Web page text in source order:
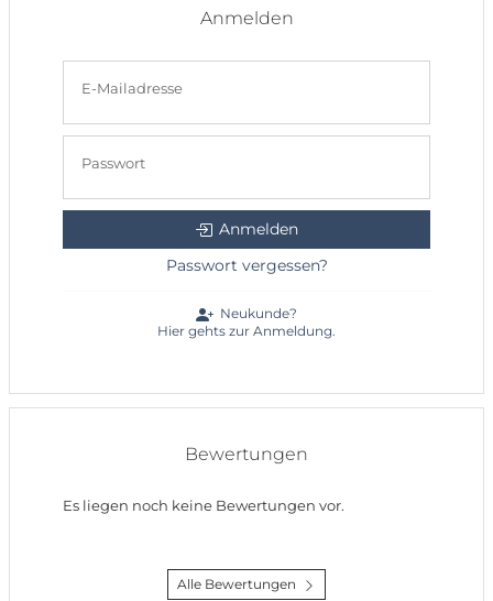
Anmelden
E-Mailadresse
Passwort
Anmelden
Passwort vergessen?
Neukunde?
Hier gehts zur Anmeldung.
Bewertungen
Es liegen noch keine Bewertungen vor.
Alle Bewertungen